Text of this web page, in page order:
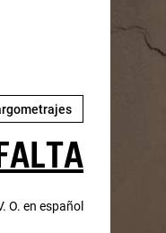
O. en español